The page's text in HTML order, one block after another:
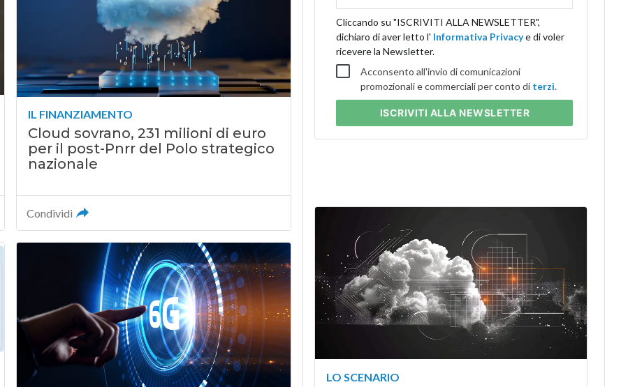
IL FINANZIAMENTO
Cloud sovrano, 231 milioni di euro
per il post-Pnrr del Polo strategico
nazionale
Condividi
Cliccando su "ISCRIVITI ALLA NEWSLETTER",
dichiaro di aver letto l' Informativa Privacye di voler
ricevere la Newsletter.
Acconsento all'invio di comunicazioni
promozionali e commerciali per conto di terzi.
ISCRIVITI ALLA NEWSLETTER
LO SCENARIO